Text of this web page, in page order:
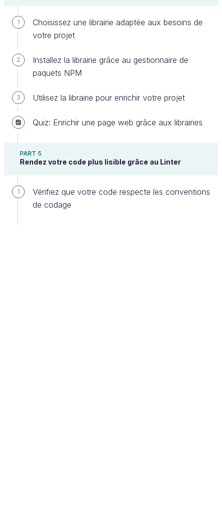
1
Choisissez une librairie adaptée aux besoins de
votre projet
2
Installez la librairie grâce au gestionnaire de
paquets NPM
3 Utilisez la librairie pour enrichir votre projet
Quiz: Enrichir une page web grâce aux librairies
PART 5
Rendez votre code plus lisible grâce au Linter
1
Vérifiez que votre code respecte les conventions
de codage
Votre objectif ? Créer une interface web pour
visualiser, trier et ordonner les produits, et les
commentaires publiés par les internautes.
Utilisez les ressources à votre
Pour tirer le maximum de ce cours, voici quelques
conseils :